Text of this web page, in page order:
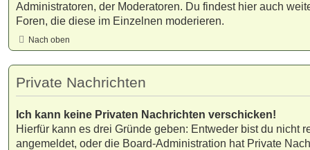
Administratoren, der Moderatoren. Du findest hier auch
Foren, die diese im Einzelnen moderieren.
Nach oben
Private Nachrichten
Ich kann keine Privaten Nachrichten verschicken!
Hierfür kann es drei Gründe geben: Entweder bist du nicht
angemeldet, oder die Board-Administration hat Private